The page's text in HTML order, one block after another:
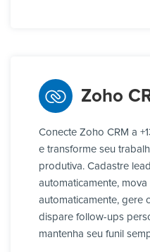
Zoho
Conecte Zoho CRM a
e transforme seu
produtiva. Cadastre
automaticamente,
automaticamente, gere
dispare follow-ups
mantenha seu funil